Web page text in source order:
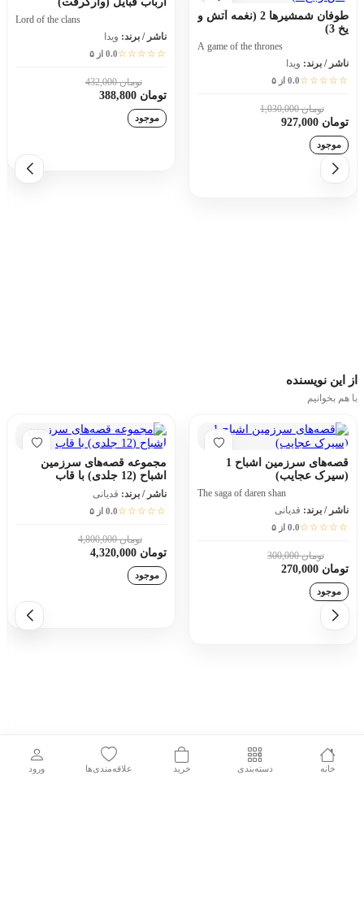
ورود علاقه‌مندی‌ها خرید دسته‌بندی خانه
طوفان شمشیرها 2 (نغمه آتش و
یخ 3)
A game of the thrones
ناشر / برند: ویدا
☆☆☆☆☆0.0 از ۵
تومان 1,030,000
تومان 927,000
موجود
Lord of the clans
ناشر / برند: ویدا
☆☆☆☆☆0.0 از ۵
تومان 432,000
تومان 388,800
موجود
از این نویسنده
با هم بخوانیم
قصه‌های سرزمین اشباح 1
(سیرک عجایب)
The saga of daren shan
ناشر / برند: قدیانی
☆☆☆☆☆0.0 از ۵
تومان 300,000
تومان 270,000
موجود
مجموعه قصه‌های سرزمین
اشباح (12 جلدی) با قاب
ناشر / برند: قدیانی
☆☆☆☆☆0.0 از ۵
تومان 4,800,000
تومان 4,320,000
موجود